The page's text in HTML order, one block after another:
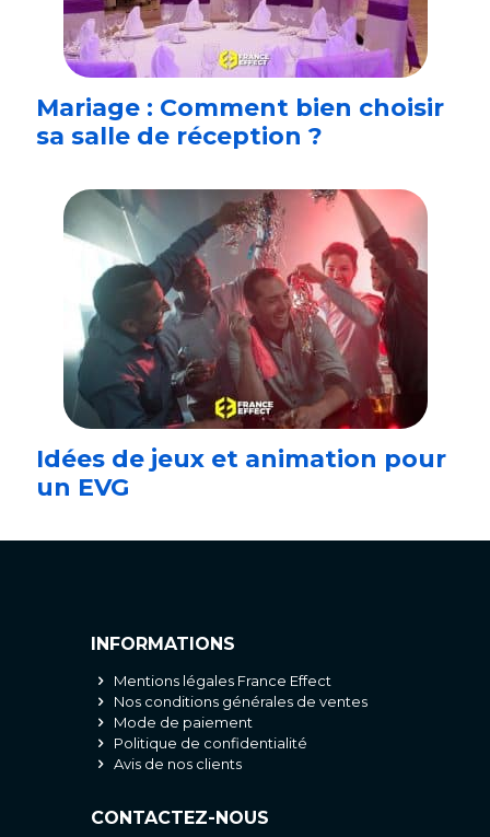
Mariage : Comment bien choisir
sa salle de réception ?
Idées de jeux et animation pour
un EVG
INFORMATIONS
Mentions légales France Effect
Nos conditions générales de ventes
Mode de paiement
Politique de confidentialité
Avis de nos clients
CONTACTEZ-NOUS